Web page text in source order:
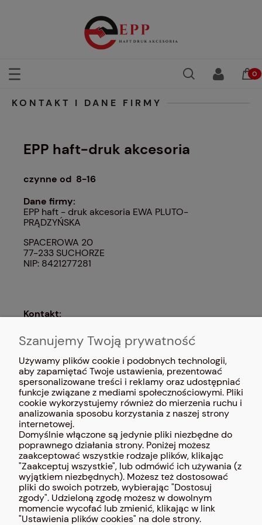
KONTAKT I DANE FIRMY
EPP haft-druk akcesoria
czynne od 8-16
Dane firmy:
EPP haft - druk akcesoria EWA PLUTO-
PRĄDZYŃSKA
SPACEROWA 20
77-233 SUCHORZE
NIP: 8421277281
Kontakt:
na wszelkie pytania.
Infolinia (od poniedziałku do piątku, w godzinach
8:00-16:00): +48 695309123
Adres e-mail:epp.haftakcesoria@gmail.com
Szanujemy Twoją prywatność
Używamy plików cookie i podobnych technologii,
aby zapamiętać Twoje ustawienia, prezentować
spersonalizowane treści i reklamy oraz udostępniać
funkcje związane z mediami społecznościowymi. Pliki
cookie wykorzystujemy również do mierzenia ruchu i
analizowania sposobu korzystania z naszej strony
internetowej.
Domyślnie włączone są jedynie pliki niezbędne do
poprawnego działania strony. Poniżej możesz
zaakceptować wszystkie rodzaje plików, klikając
"Zaakceptuj wszystkie", lub odmówić ich używania (z
wyjątkiem niezbędnych). Możesz też dostosować
pliki do swoich potrzeb, wybierając "Dostosuj
zgody". Udzieloną zgodę możesz w dowolnym
momencie wycofać lub zmienić, klikając w link
"Ustawienia plików cookies" na dole strony.